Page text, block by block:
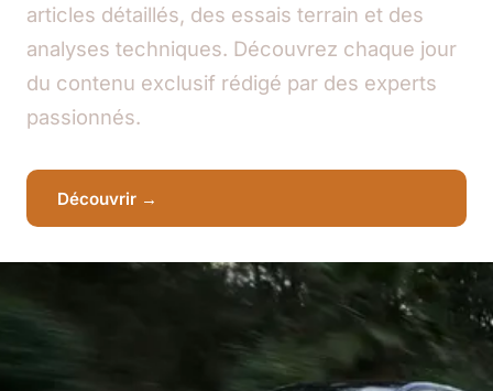
articles détaillés, des essais terrain et des
analyses techniques. Découvrez chaque jour
du contenu exclusif rédigé par des experts
passionnés.
Découvrir →